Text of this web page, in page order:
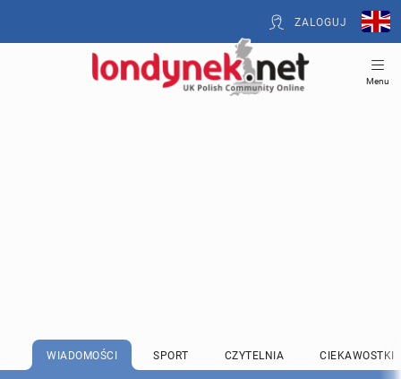
ZALOGUJ
Menu
WIADOMOŚCI SPORT CZYTELNIA CIEKAWOSTKI